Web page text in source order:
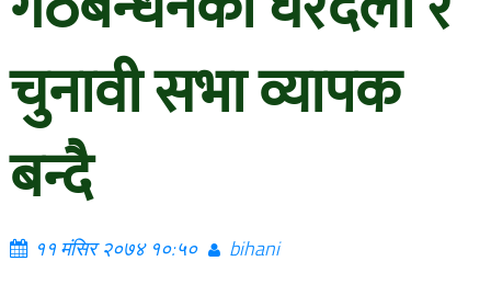
चुनावी सभा व्यापक
बन्दै
११ मंसिर २०७४ १०:५० bihani